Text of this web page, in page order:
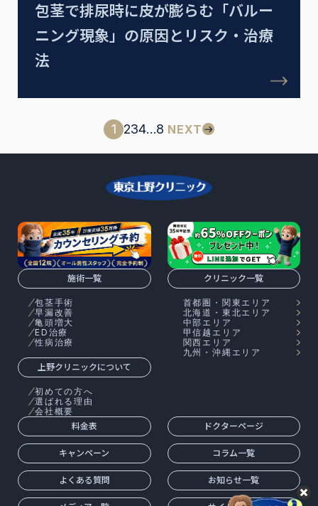
包茎で排尿時に皮が膨らむ「バルー
ニング現象」の原因とリスク・治療
法
1 234…8 NEXT
施術一覧
包茎手術
早漏改善
亀頭増大
ED治療
性病治療
クリニック一覧
首都圏・関東エリア
北海道・東北エリア
中部エリア
甲信越エリア
関西エリア
九州・沖縄エリア
上野クリニックについて
初めての方へ
選ばれる理由
会社概要
料金表 ドクターページ
キャンペーン コラム一覧
よくある質問 お知らせ一覧